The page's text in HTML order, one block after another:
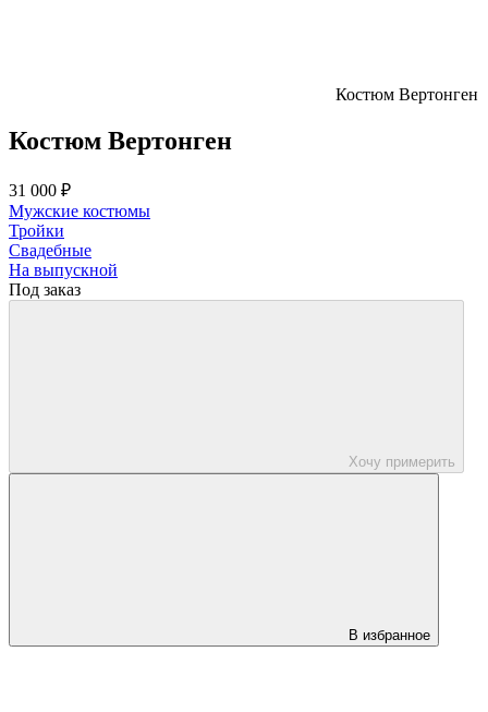
Костюм Вертонген
Костюм Вертонген
31 000 ₽
Мужские костюмы
Тройки
Свадебные
На выпускной
Под заказ
Хочу примерить
В избранное